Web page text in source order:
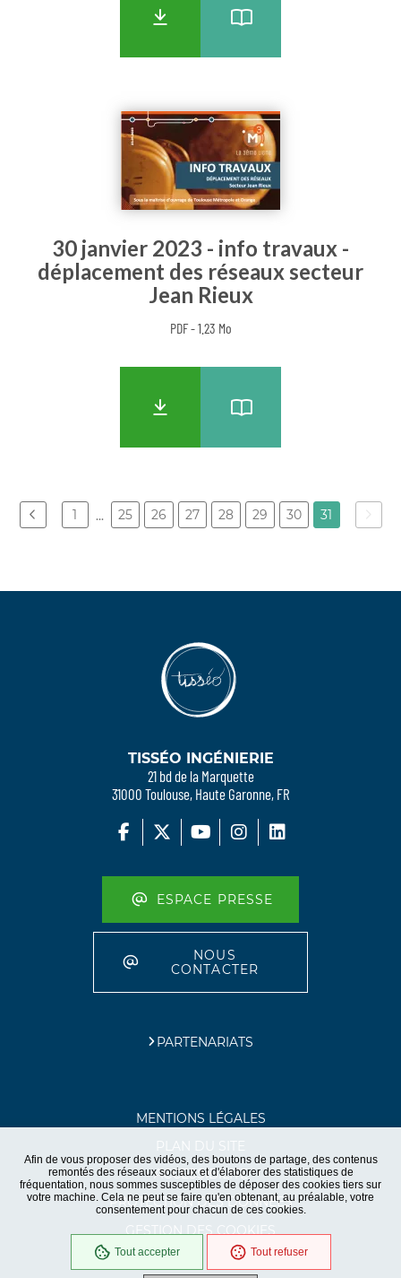
Afin de vous proposer des vidéos, des boutons de partage, des contenus
remontés des réseaux sociaux et d'élaborer des statistiques de
fréquentation, nous sommes susceptibles de déposer des cookies tiers sur
votre machine. Cela ne peut se faire qu'en obtenant, au préalable, votre
consentement pour chacun de ces cookies.
Tout accepter Tout refuser
30 janvier 2023 - info travaux -
déplacement des réseaux secteur
Jean Rieux
PDF - 1.23 Mo
1 ... 25 26 27 28 29 30 31
TISSÉO INGÉNIERIE
21 bd de la Marquette
31000 Toulouse, Haute Garonne, FR
ESPACE PRESSE
NOUS
CONTACTER
PARTENARIATS
MENTIONS LÉGALES
PLAN DU SITE
ACCESSIBILITE
PROTECTION DES DONNÉES
GESTION DES COOKIES